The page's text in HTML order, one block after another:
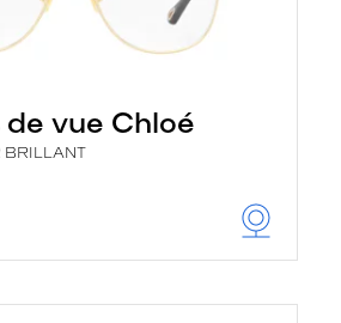
vue Chloé
BRILLANT